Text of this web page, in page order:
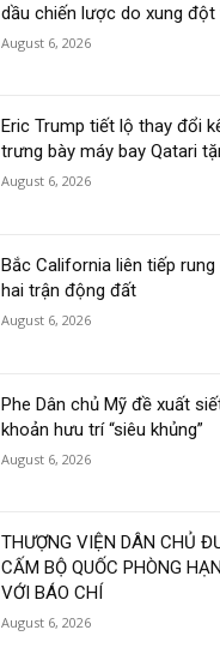
dầu chiến lược do xung đột
August 6, 2026
Eric Trump tiết lộ thay đổi
trưng bày máy bay Qatari
August 6, 2026
Bắc California liên tiếp rung
hai trận động đất
August 6, 2026
Phe Dân chủ Mỹ đề xuất
khoản hưu trí “siêu khủng”
August 6, 2026
THƯỢNG VIỆN DÂN CHỦ
CẤM BỘ QUỐC PHÒNG
VỚI BÁO CHÍ
August 6, 2026